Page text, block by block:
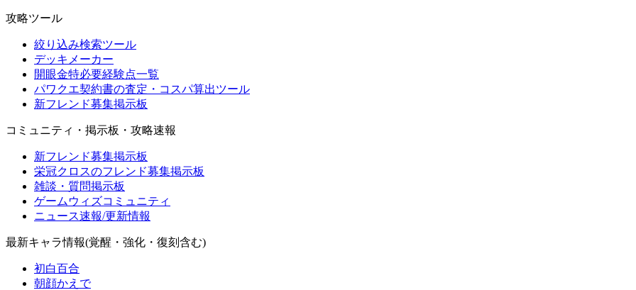
攻略ツール
絞り込み検索ツール
デッキメーカー
開眼金特必要経験点一覧
パワクエ契約書の査定・コスパ算出ツール
新フレンド募集掲示板
コミュニティ・掲示板・攻略速報
新フレンド募集掲示板
栄冠クロスのフレンド募集掲示板
雑談・質問掲示板
ゲームウィズコミュニティ
ニュース速報/更新情報
最新キャラ情報(覚醒・強化・復刻含む)
初白百合
朝顔かえで